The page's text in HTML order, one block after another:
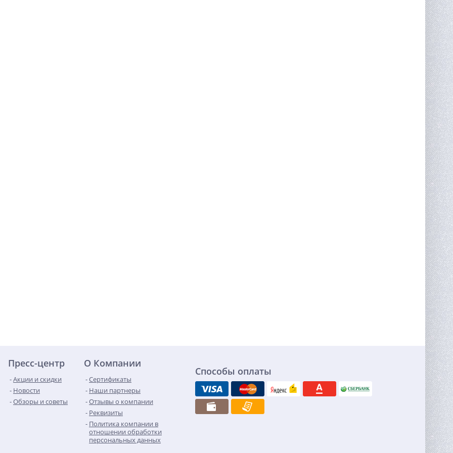
Пресс-центр
Акции и скидки
Новости
Обзоры и советы
О Компании
Сертификаты
Наши партнеры
Отзывы о компании
Реквизиты
Политика компании в
отношении обработки
персональных данных
Способы оплаты